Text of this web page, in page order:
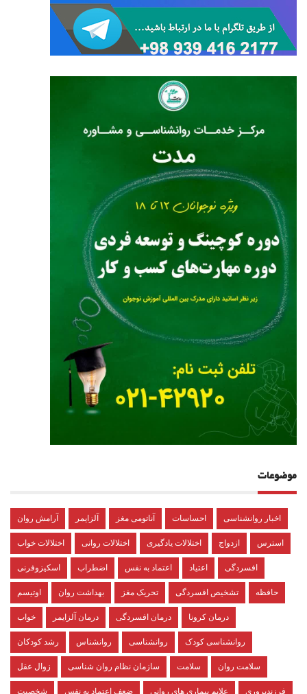
موضوعات
آرامش روان آلزایمر آناتومی مغز احساسات اخبار روانشناسی
اختلالات خواب اختلالات روانی اختلالات یادگیری ازدواج استرس
اسکیزوفرنی اضطراب اعتماد به نفس اعتیاد افسردگی
اوتیسم بهداشت روان تحریک مغز تشخیص افسردگی حافظه
خواب درمان آلزایمر درمان افسردگی درمان کرونا
رشد کودکان روانشناس روانشناسی روانشناسی کودک
زوال عقل سازمان نظام روان شناسی سلامت سلامت روان
شخصیت ضعف اعتماد به نفس علایم بیماری های روانی فرزندپروری